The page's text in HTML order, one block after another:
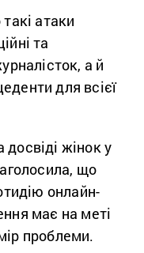
атаки
та
а й
для всієї
жінок у
що
онлайн-
має на меті
проблеми.